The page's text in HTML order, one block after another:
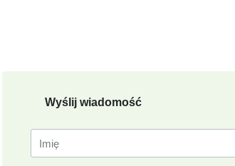
Wyślij wiadomość